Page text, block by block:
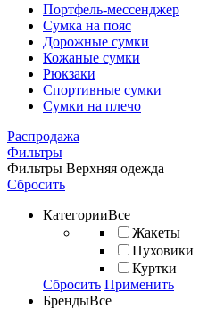
Портфель-мессенджер
Сумка на пояс
Дорожные сумки
Кожаные сумки
Рюкзаки
Спортивные сумки
Сумки на плечо
Распродажа
Фильтры
Фильтры Верхняя одежда
Сбросить
КатегорииВсе
Жакеты
Пуховики
Куртки
Сбросить Применить
БрендыВсе